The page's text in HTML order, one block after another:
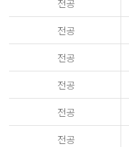
전공
전공
전공
전공
전공
전공